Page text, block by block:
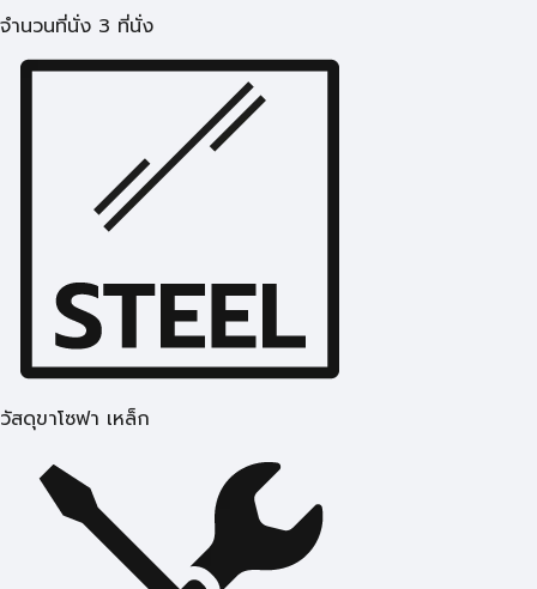
จำนวนที่นั่ง 3 ที่นั่ง
วัสดุขาโซฟา เหล็ก